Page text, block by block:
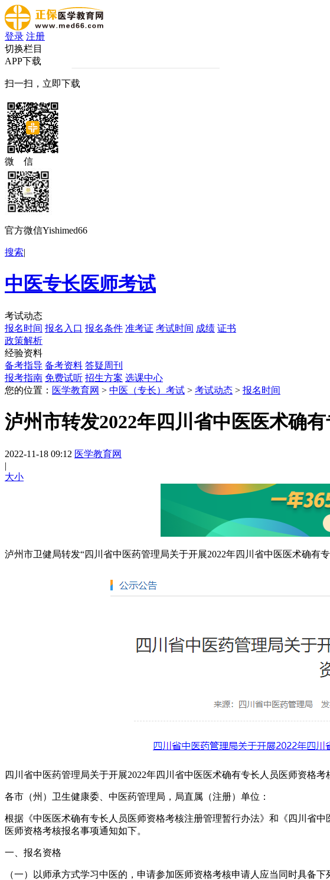
登录 注册
切换栏目
APP下载
扫一扫，立即下载
微 信
官方微信Yishimed66
搜索|
中医专长医师考试
考试动态
报名时间 报名入口 报名条件 准考证 考试时间 成绩 证书
政策解析
经验资料
备考指导 备考资料 答疑周刊
报考指南 免费试听 招生方案 选课中心
您的位置： 医学教育网 > 中医（专长）考试 > 考试动态 > 报名时间
泸州市转发2022年四川省中医医术确
2022-11-18 09:12 医学教育网
|
大小
泸州市卫健局转发“四川省中医药管理局关于开展2022年四川省中医医术确有
四川省中医药管理局关于开展2022年四川省中医医术确有专长人员医师资格考
各市（州）卫生健康委、中医药管理局，局直属（注册）单位：
根据《中医医术确有专长人员医师资格考核注册管理暂行办法》和《四川省
医师资格考核报名事项通知如下。
一、报名资格
（一）以师承方式学习中医的，申请参加医师资格考核申请人应当同时具备下